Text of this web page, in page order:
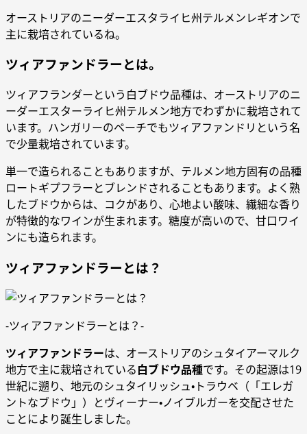
オーストリアのニーダーエスタライヒ州テルメンレギオンで
主に栽培されているね。
ツィアファンドラーとは。
ツィアフランダーという白ブドウ品種は、オーストリアのニ
ーダーエスターライヒ州テルメン地方でわずかに栽培されて
います。ハンガリーのペーチでもツィアファンドリという名
で少量栽培されています。
単一で造られることもありますが、テルメン地方固有の品種
ロートギプフラーとブレンドされることもあります。よく熟
したブドウからは、コクがあり、心地よい酸味、繊細な香り
が特徴的なワインが生まれます。糖度が高いので、甘口ワイ
ンにも造られます。
ツィアファンドラーとは？
-ツィアファンドラーとは？-
ツィアファンドラーは、オーストリアのシュタイアーマルク
地方で主に栽培されている白ブドウ品種です。その起源は19
世紀に遡り、地元のシュタイリッシュ・トラウベ（「エレガ
ントなブドウ」）とヴィーナー・ノイブルガーを交配させた
ことにより誕生しました。